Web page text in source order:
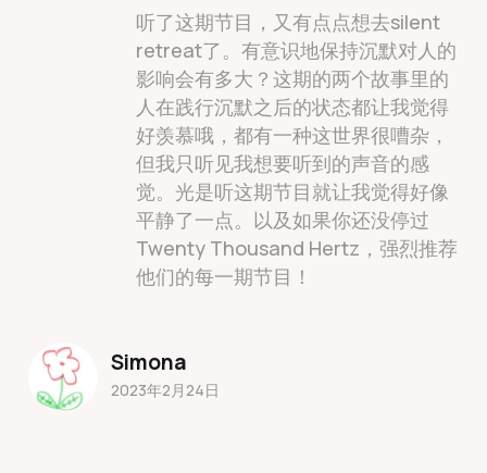
听了这期节目，又有点点想去silent
retreat了。有意识地保持沉默对人的
影响会有多大？这期的两个故事里的
人在践行沉默之后的状态都让我觉得
好羡慕哦，都有一种这世界很嘈杂，
但我只听见我想要听到的声音的感
觉。光是听这期节目就让我觉得好像
平静了一点。以及如果你还没停过
Twenty Thousand Hertz，强烈推荐
他们的每一期节目！
Simona
2023年2月24日